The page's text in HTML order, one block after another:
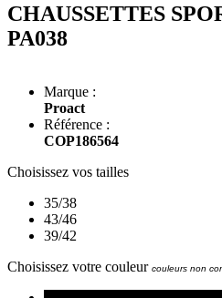
CHAUSSETTES
PA038
Marque :
Proact
Référence :
COP186564
Choisissez vos tailles
35/38
43/46
39/42
Choisissez votre couleur couleurs non